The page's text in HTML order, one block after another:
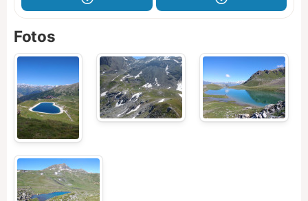
Fotos